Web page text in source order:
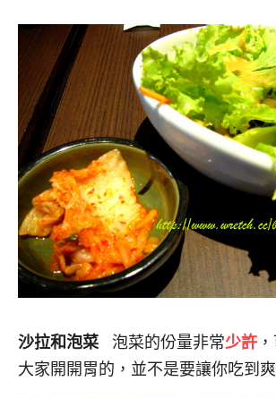
沙拉和泡菜泡菜的份量非常少許
大家開開胃的，並不是要讓你吃到爽